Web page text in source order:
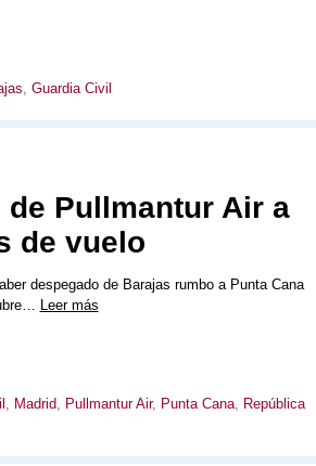
Guardia Civil
Pullmantur Air a
de vuelo
despegado de Barajas rumbo a Punta Cana
Leer más
Madrid, Pullmantur Air, Punta Cana, República